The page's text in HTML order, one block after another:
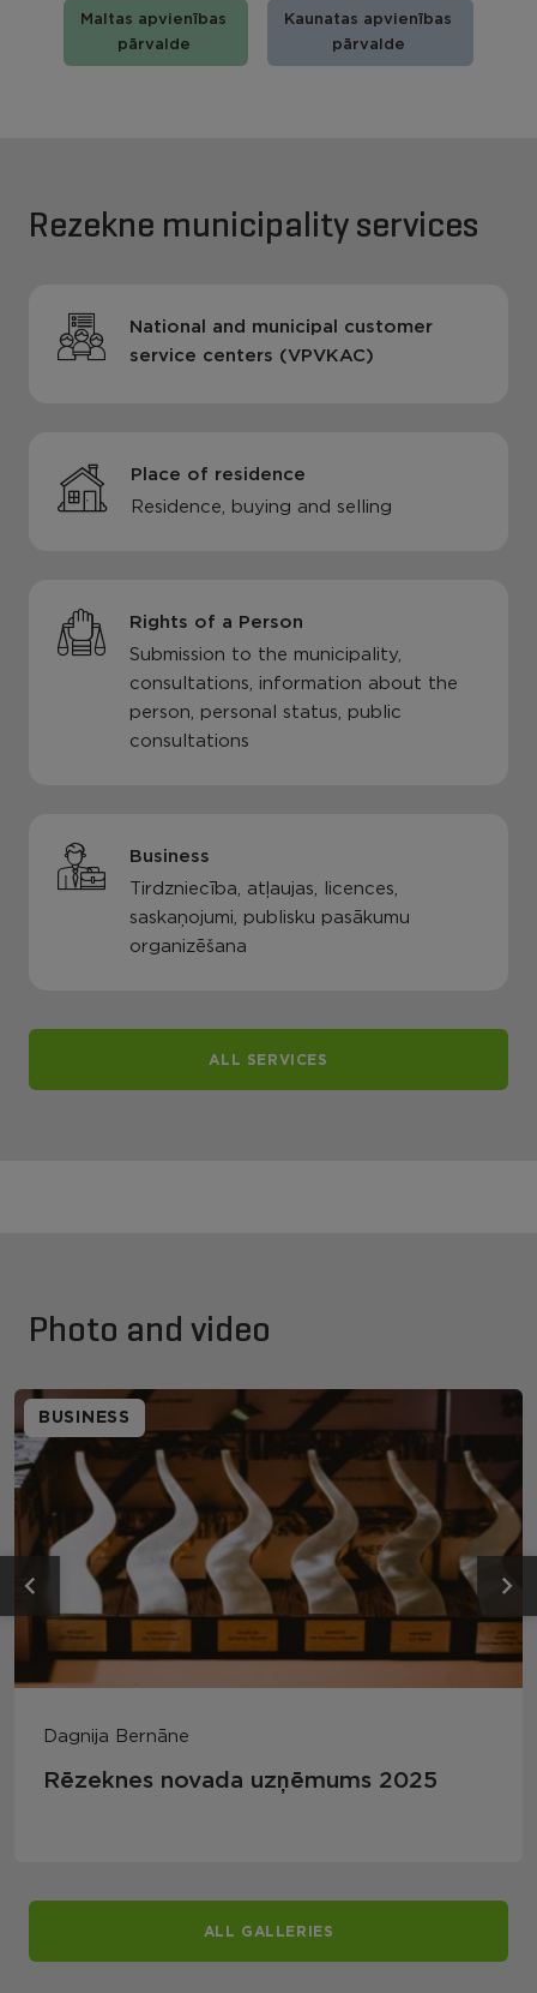
Maltas apvienības
pārvalde
Kaunatas apvienības
pārvalde
Rezekne municipality services
National and municipal customer
service centers (VPVKAC)
Place of residence
Residence, buying and selling
Rights of a Person
Submission to the municipality,
consultations, information about the
person, personal status, public
consultations
Business
Tirdzniecība, atļaujas, licences,
saskaņojumi, publisku pasākumu
organizēšana
ALL SERVICES
Photo and video
BUSINESS
Dagnija Bernāne
Rēzeknes novada uzņēmums 2025
ALL GALLERIES